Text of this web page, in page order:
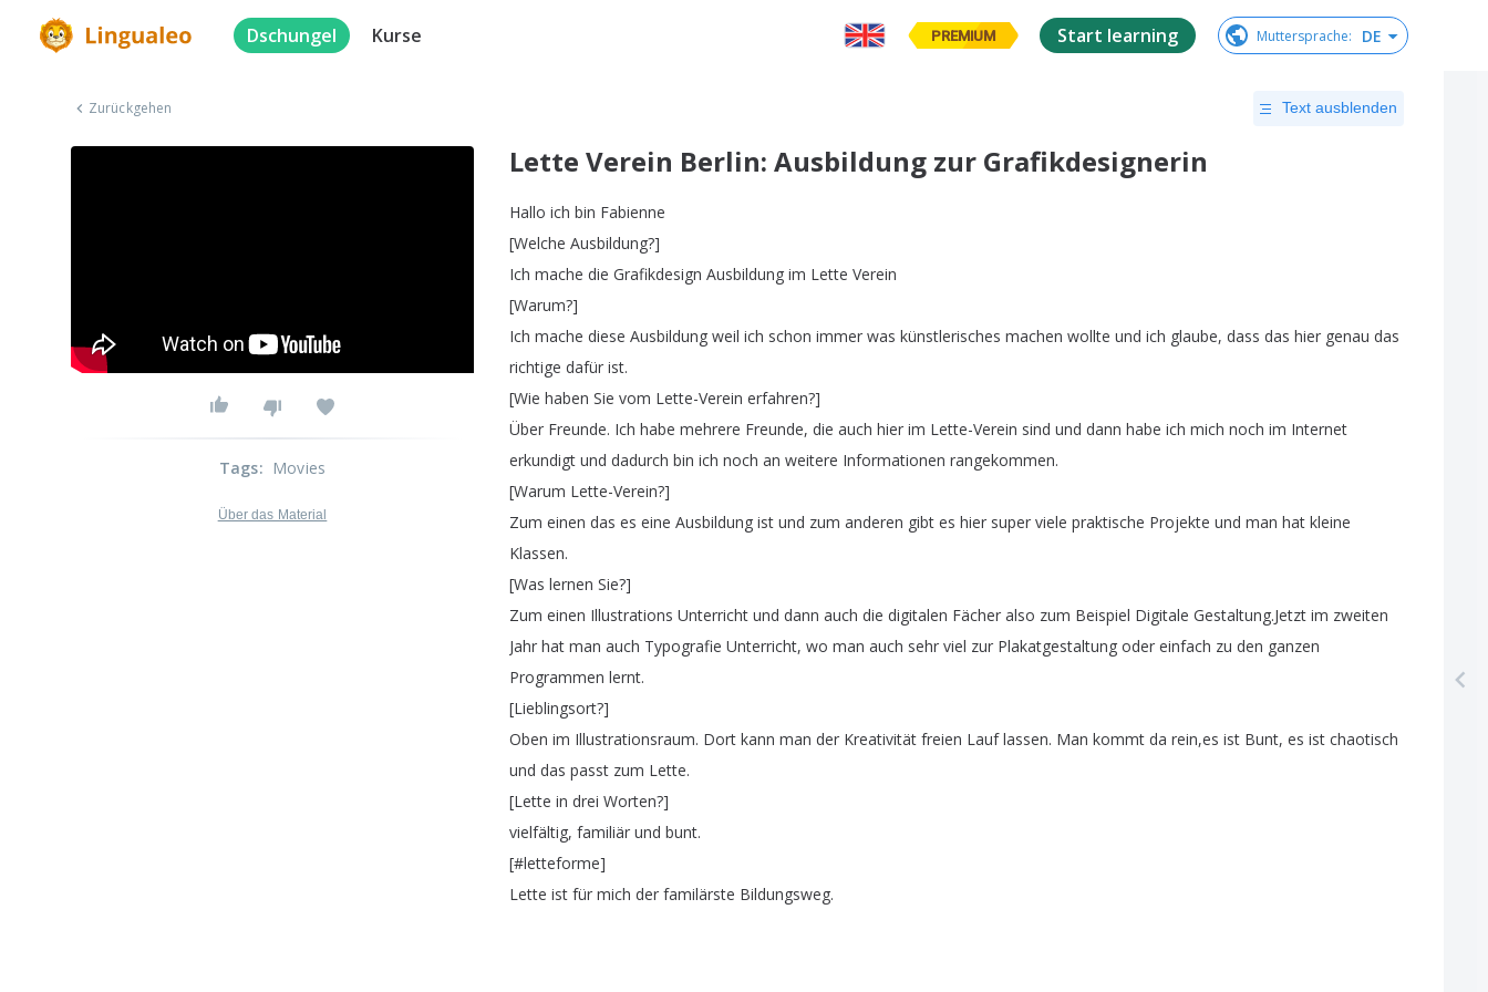
Dschungel Kurse PREMIUM Start learning Muttersprache: DE
Zurückgehen Text ausblenden
Lette Verein Berlin: Ausbildung zur Grafikdesignerin
Hallo ich bin Fabienne
[Welche Ausbildung?]
Ich mache die Grafikdesign Ausbildung im Lette Verein
[Warum?]
Ich mache diese Ausbildung weil ich schon immer was künstlerisches machen wollte und ich glaube, dass das hier genau das
richtige dafür ist.
[Wie haben Sie vom Lette-Verein erfahren?]
Über Freunde. Ich habe mehrere Freunde, die auch hier im Lette-Verein sind und dann habe ich mich noch im Internet
erkundigt und dadurch bin ich noch an weitere Informationen rangekommen.
[Warum Lette-Verein?]
Zum einen das es eine Ausbildung ist und zum anderen gibt es hier super viele praktische Projekte und man hat kleine
Klassen.
[Was lernen Sie?]
Zum einen Illustrations Unterricht und dann auch die digitalen Fächer also zum Beispiel Digitale Gestaltung.Jetzt im zweiten
Jahr hat man auch Typografie Unterricht, wo man auch sehr viel zur Plakatgestaltung oder einfach zu den ganzen
Programmen lernt.
[Lieblingsort?]
Oben im Illustrationsraum. Dort kann man der Kreativität freien Lauf lassen. Man kommt da rein,es ist Bunt, es ist chaotisch
und das passt zum Lette.
[Lette in drei Worten?]
vielfältig, familiär und bunt.
[#letteforme]
Lette ist für mich der familärste Bildungsweg.
Tags: Movies
Über das Material